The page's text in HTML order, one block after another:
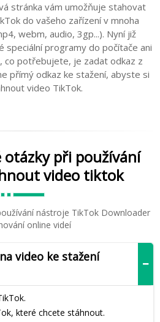
stránka vám umožňuje stahovat
do vašeho zařízení v mnoha
webm, audio, 3gp...). Nyní již
speciální programy do počítače ani
co potřebujete, je zadat odkaz z
přímý odkaz ke stažení, abyste si
video TikTok.
otázky při používání
video tiktok
nástroje TikTok Downloader
online videí
video ke stažení
které chcete stáhnout.